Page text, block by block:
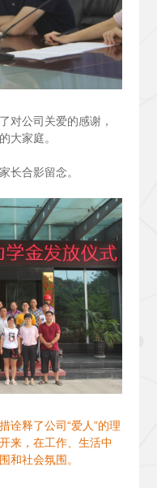
对公司关爱的感谢，
大家庭。
长合影留念。
诠释了公司“爱人”的理
来，在工作、生活中
和社会氛围。